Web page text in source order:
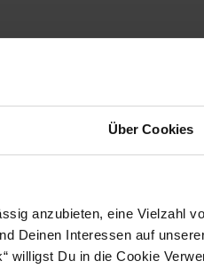
Über Cookies
anzubieten, eine Vielzahl
Deinen Interessen auf
willigst Du in die Cookie
Hofmann GmbH | Röthenstr.